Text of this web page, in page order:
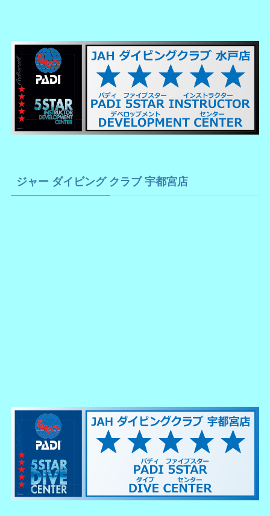
ジャー ダイビング クラブ 宇都宮店